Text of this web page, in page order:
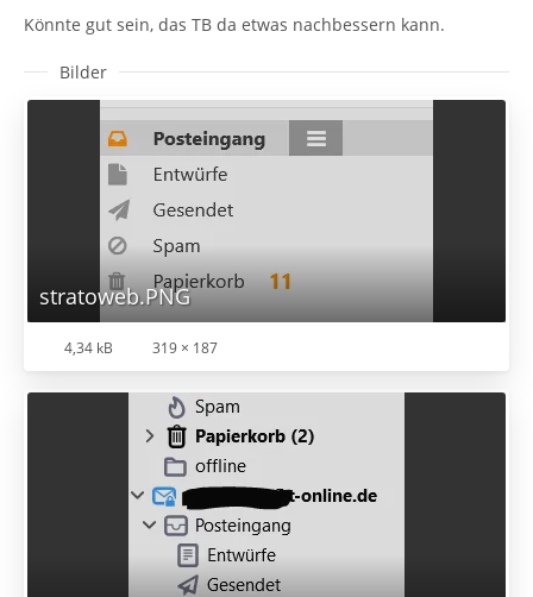
Könnte gut sein, das TB da etwas nachbessern kann.
Bilder
stratoweb.PNG
4,34 kB 319 × 187